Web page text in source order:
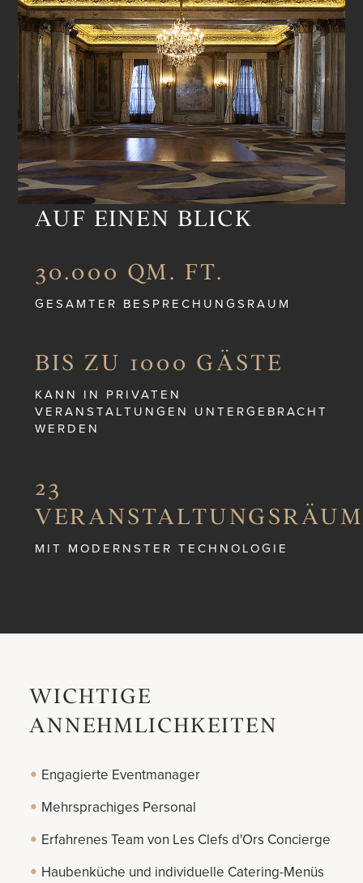
AUF EINEN BLICK
30.000 QM. FT.
GESAMTER BESPRECHUNGSRAUM
BIS ZU 1000 GÄSTE
KANN IN PRIVATEN
VERANSTALTUNGEN UNTERGEBRACHT
WERDEN
23
MIT MODERNSTER TECHNOLOGIE
WICHTIGE
ANNEHMLICHKEITEN
Engagierte Eventmanager
Mehrsprachiges Personal
Erfahrenes Team von Les Clefs d'Ors Concierge
Haubenküche und individuelle Catering-Menüs